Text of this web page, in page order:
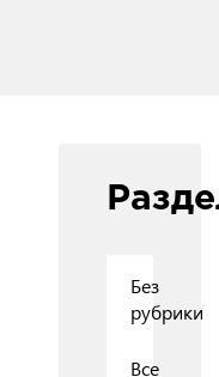
Без
рубрики
Все